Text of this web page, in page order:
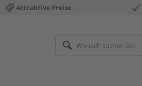
Attraktive Preise